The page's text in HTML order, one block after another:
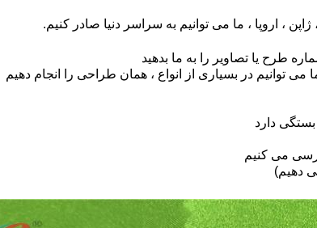
ژاپن ، اروپا ، ما می توانیم به سراسر دنیا صادر کنیم.